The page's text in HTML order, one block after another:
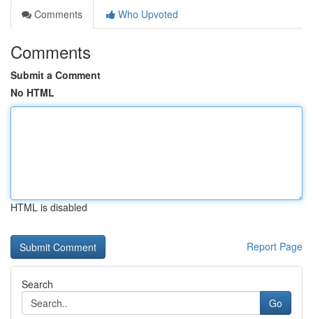
Comments
Who Upvoted
Comments
Submit a Comment
No HTML
HTML is disabled
Report Page
Search
Go